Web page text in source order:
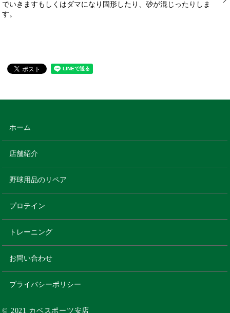
でいきます️もしくはダマになり固形したり、砂が混じったりしま
す。
ホーム
店舗紹介
野球用品のリペア
プロテイン
トレーニング
お問い合わせ
プライバシーポリシー
© 2021 カベスポーツ安店